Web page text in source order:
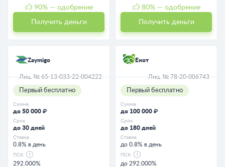
90% — одобрение
Получить деньги
80% — одобрение
Получить деньги
Zaymigo
Лиц. № 65-13-033-22-004222
Первый бесплатно
Сумма
до 50 000 ₽
Срок
до 30 дней
Ставка
0.8% в день
ПСК
292.000%
Енот
Лиц. № 78-20-006743
Первый бесплатно
Сумма
до 100 000 ₽
Срок
до 180 дней
Ставка
до 0.8% в день
ПСК
до 292.000%